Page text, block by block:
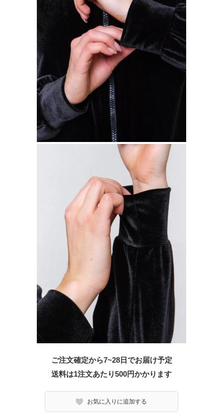
ご注文確定から7~28日でお届け予定
送料は1注文あたり500円かかります
お気に入りに追加する